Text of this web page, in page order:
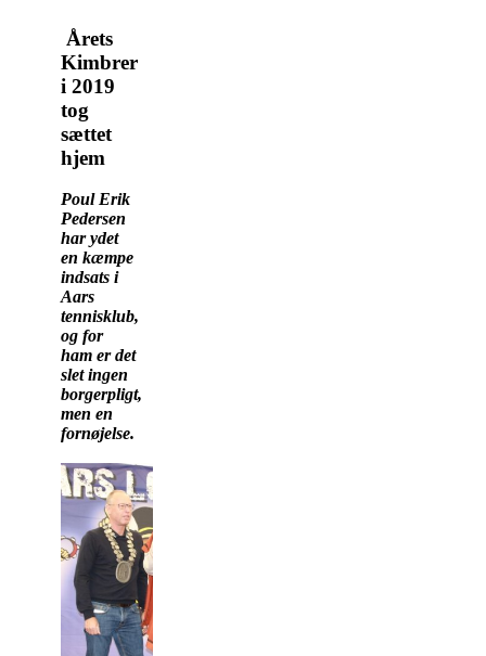
Årets
Kimbrer
i 2019
tog
sættet
hjem
Poul Erik
Pedersen
har ydet
en kæmpe
indsats i
Aars
tennisklub,
og for
ham er det
slet ingen
borgerpligt,
men en
fornøjelse.